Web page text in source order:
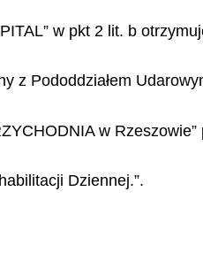
w pkt 2 lit. b
z Pododdziałem
w
Dziennej.”.